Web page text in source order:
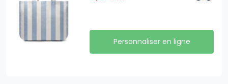
Personnaliser en ligne